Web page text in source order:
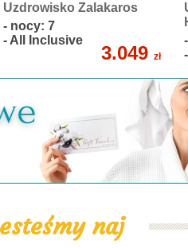
Uzdrowisko Zalakaros
- nocy: 7
- All Inclusive
3.049 zł
naj